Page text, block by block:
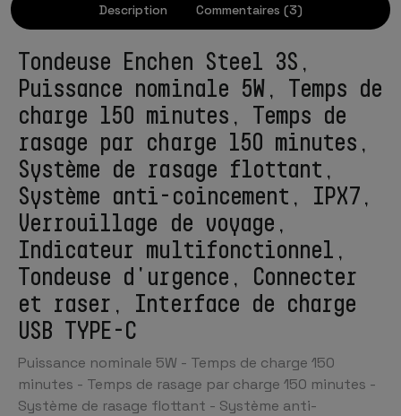
Description Commentaires (3)
Tondeuse Enchen Steel 3S,
Puissance nominale 5W, Temps de
charge 150 minutes, Temps de
rasage par charge 150 minutes,
Système de rasage flottant,
Système anti-coincement, IPX7,
Verrouillage de voyage,
Indicateur multifonctionnel,
Tondeuse d'urgence, Connecter
et raser, Interface de charge
USB TYPE-C
Puissance nominale 5W - Temps de charge 150
minutes - Temps de rasage par charge 150 minutes -
Système de rasage flottant - Système anti-